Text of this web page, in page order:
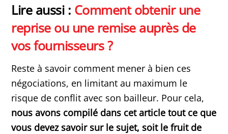
Lire aussi : Comment obtenir une
reprise ou une remise auprès de
vos fournisseurs ?
Reste à savoir comment mener à bien ces
négociations, en limitant au maximum le
risque de conflit avec son bailleur. Pour cela,
nous avons compilé dans cet article tout ce que
vous devez savoir sur le sujet, soit le fruit de